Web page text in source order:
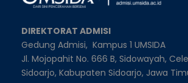
DIREKTORAT ADMISI
Gedung Admisi, Kampus 1 UMSIDA
Jl. Mojopahit No. 666 B, Sidowayah,
Sidoarjo, Kabupaten Sidoarjo, Jawa